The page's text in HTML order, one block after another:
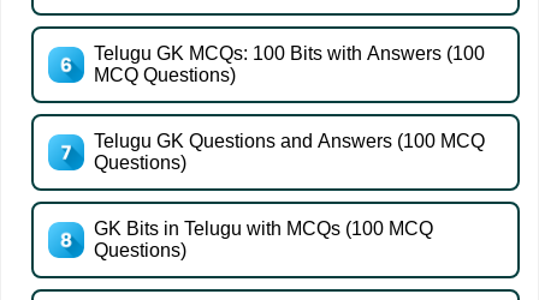
Telugu GK MCQs: 100 Bits with Answers (100
MCQ Questions)
Telugu GK Questions and Answers (100 MCQ
Questions)
GK Bits in Telugu with MCQs (100 MCQ
Questions)